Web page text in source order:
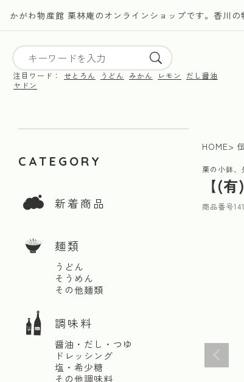
かがわ物産館 栗林庵のオンラインショップです。香川の
注目ワード： せとろん うどん みかん レモン
だし醤油
ヤドン
CATEGORY
新着商品
麺類
うどん
そうめん
その他麺類
調味料
醤油・だし・つゆ
ドレッシング
塩・希少糖
その他調味料
HOME
栗の小鉢、
【(
商品番号